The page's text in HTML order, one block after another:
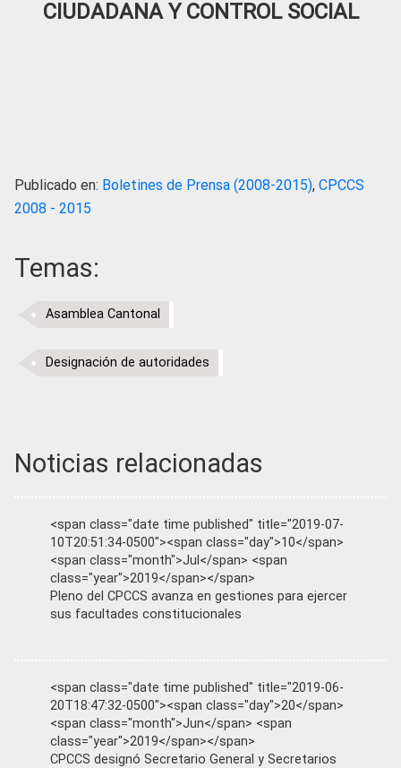
CIUDADANA Y CONTROL SOCIAL
Publicado en: Boletines de Prensa (2008-2015), CPCCS
2008 - 2015
Temas:
Asamblea Cantonal
Designación de autoridades
Noticias relacionadas
<span class="date time published" title="2019-07-
10T20:51:34-0500"><span class="day">10</span>
<span class="month">Jul</span> <span
class="year">2019</span></span>
Pleno del CPCCS avanza en gestiones para ejercer
sus facultades constitucionales
<span class="date time published" title="2019-06-
20T18:47:32-0500"><span class="day">20</span>
<span class="month">Jun</span> <span
class="year">2019</span></span>
CPCCS designó Secretario General y Secretarios